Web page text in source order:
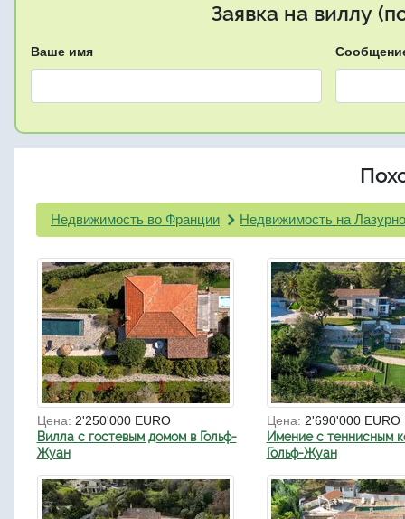
Заявка на виллу
Ваше имя
Недвижимость во Франции Недвижимость на
Цена: 2'250'000 EURO
Вилла с гостевым домом в Гольф-
Жуан
Цена: 2'690'000 EURO
Имение с теннисным
Гольф-Жуан